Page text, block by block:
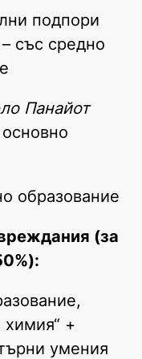
подпори
със средно
Панайот
образование
(за
химия“ +
умения